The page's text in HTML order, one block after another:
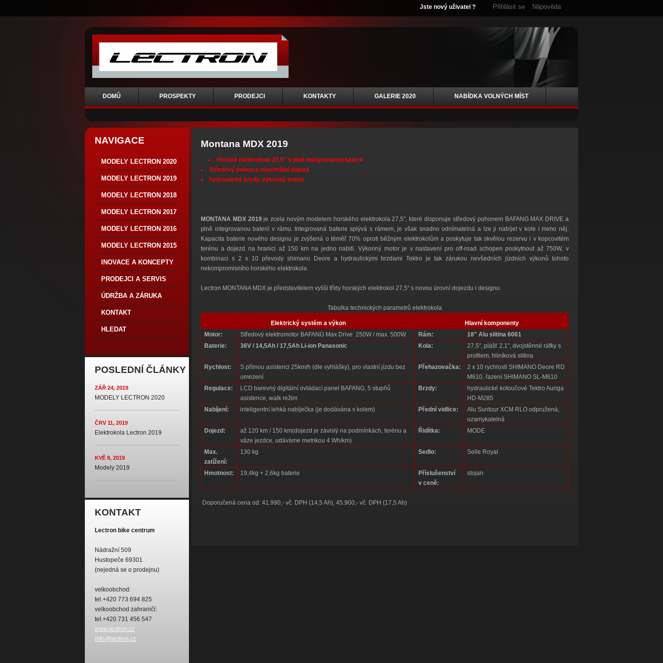
Jste nový uživatel ? Přihlásit se Nápověda
DOMŮ PROSPEKTY PRODEJCI KONTAKTY GALERIE 2020 NABÍDKA VOLNÝCH MÍST
NAVIGACE
MODELY LECTRON 2020
MODELY LECTRON 2019
MODELY LECTRON 2018
MODELY LECTRON 2017
MODELY LECTRON 2016
MODELY LECTRON 2015
INOVACE A KONCEPTY
PRODEJCI A SERVIS
ÚDRŽBA A ZÁRUKA
KONTAKT
HLEDAT
POSLEDNÍ ČLÁNKY
ZÁŘ 24, 2019
MODELY LECTRON 2020
ČRV 11, 2019
Elektrokola Lectron 2019
KVĚ 8, 2019
Modely 2019
KONTAKT
Lectron bike centrum
Nádražní 509
Hustopeče 69301
(nejedná se o prodejnu)
velkoobchod:
tel.+420 773 694 825
velkoobchod zahraničí:
tel.+420 731 456 547
www.lectron.cz
info@lectron.cz
Montana MDX 2019
Horské elektrokolo 27,5" s plně integrovanou baterií
Středový pohon a maximální dojezd
hydraulické brzdy, výkonný motor
MONTANA MDX 2019je zcela novým modelem horského elektrokola 27,5", které disponuje středový pohonem BAFANG MAX DRIVE a
plně integrovanou baterií v rámu.
Integrovaná baterie splývá s rámem, je však snadno odnímatelná a lze ji nabíjet v kole i mimo něj.
Kapacita baterie nového designu je zvýšená o téměř 70% oproti běžným elektrokolům a poskytuje tak skvělou rezervu i v kopcovitém
terénu a dojezd na hranici až 150 km na jedno nabití. Výkonný motor je v nastavení pro off-road schopen poskytnout až 750W, v
kombinaci s 2 x 10 převody shimano Deore a hydraulickými brzdami Tektro je tak zárukou nevšedních jízdních výkonů tohoto
nekompromisního horského elektrokola.
Lectron MONTANA MDX je představitelem vyšší třídy horských elektrokol 27,5" s novou úrovní dojezdu i designu.
Tabulka technických parametrů elektrokola
Elektrický systém a výkon
Hlavní komponenty
Motor:
Středový elektromotor BAFANG Max Drive 250W / max. 500W Rám:
18" Alu slitina 6061
Baterie:
36V / 14,5Ah / 17,5Ah Li-ion Panasonic Kola:
27,5", plášť 2,1", dvojstěnné ráfky s
profilem, hliníková slitina
Rychlost:
S přímou asistenci 25km/h (dle vyhlášky), pro vlastní jízdu bez
omezení
Přehazovačka:
2 x 10 rychlostí SHIMANO Deore RD
M610, řazení SHIMANO SL-M610
Regulace:
LCD barevný digitální ovládací panel BAFANG, 5 stupňů
asistence, walk režim
Brzdy:
hydraulické kotoučové Tektro Auriga
HD-M285
Nabíjení:
inteligentní lehká nabíječka (je dodávána s kolem) Přední vidlice:
Alu Suntour XCM RLO odpružená,
uzamykatelná
Dojezd:
až 120 km / 150 km(dojezd je závislý na podmínkách, terénu a
váze jezdce, udáváme metrikou 4 Wh/km)
Řidítka: MODE
Max.
zatížení:
130 kg Sedlo: Selle Royal
Hmotnost: 19,4kg + 2,6kg baterie
Příslušenství
v ceně:
stojan
Doporučená cena od: 41.990,- vč. DPH (14,5 Ah), 45.900,- vč. DPH (17,5 Ah)